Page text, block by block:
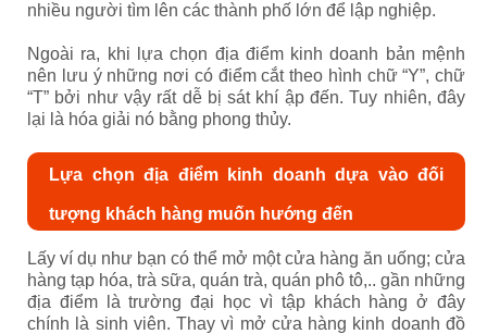
nhiều người tìm lên các thành phố lớn để lập nghiệp.
Ngoài ra, khi lựa chọn địa điểm kinh doanh bản mệnh
nên lưu ý những nơi có điểm cắt theo hình chữ “Y”, chữ
“T” bởi như vậy rất dễ bị sát khí ập đến. Tuy nhiên, đây
lại là hóa giải nó bằng phong thủy.
Lựa chọn địa điểm kinh doanh dựa vào đối
tượng khách hàng muốn hướng đến
Lấy ví dụ như bạn có thể mở một cửa hàng ăn uống; cửa
hàng tạp hóa, trà sữa, quán trà, quán phô tô,.. gần những
địa điểm là trường đại học vì tập khách hàng ở đây
chính là sinh viên. Thay vì mở cửa hàng kinh doanh đồ